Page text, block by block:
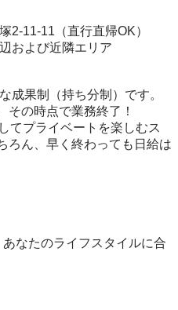
2-11-11（直行直帰OK）
および近隣エリア
成果制（持ち分制）です。
その時点で業務終了！
てプライベートを楽しむス
ろん、早く終わっても日給は
なたのライフスタイルに合